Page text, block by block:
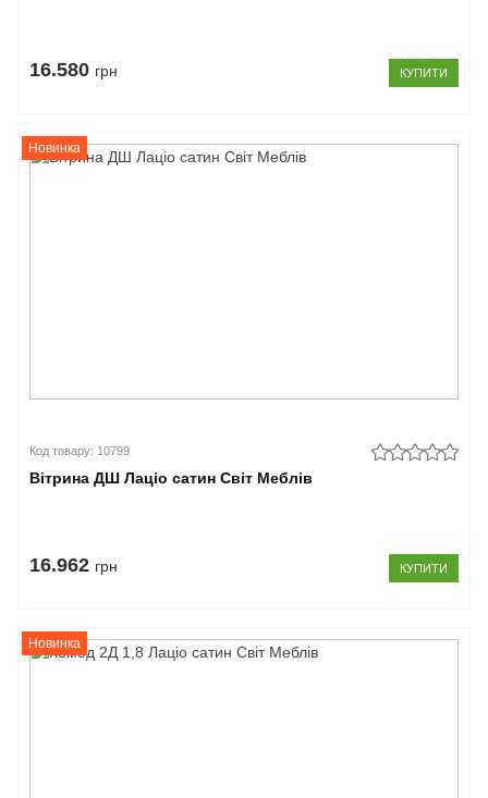
16.580 грн КУПИТИ
Новинка
Код товару: 10799
Вітрина ДШ Лаціо сатин Світ Меблів
16.962 грн КУПИТИ
Новинка